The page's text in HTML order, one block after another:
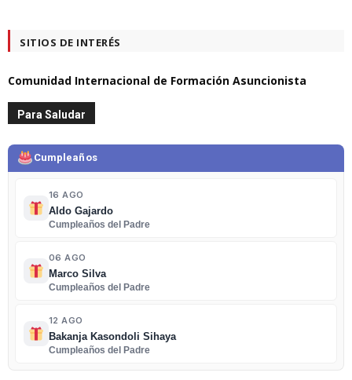
SITIOS DE INTERÉS
Comunidad Internacional de Formación Asuncionista
Para Saludar
Cumpleaños
16 AGO
Aldo Gajardo
Cumpleaños del Padre
06 AGO
Marco Silva
Cumpleaños del Padre
12 AGO
Bakanja Kasondoli Sihaya
Cumpleaños del Padre